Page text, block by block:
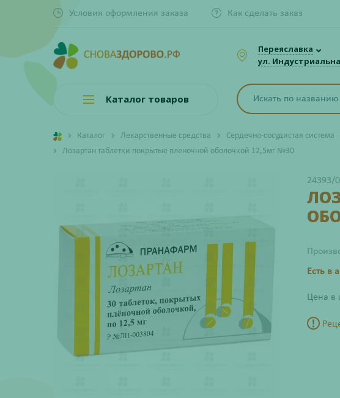
Условия оформления заказа Как сделать заказ
Переяславка
ул.
Каталог товаров
Каталог Лекарственные средства Сердечно-сосудистая система
Лозартан таблетки покрытые пленочной оболочкой 12,5мг №30
24393/
Есть в
Цена в